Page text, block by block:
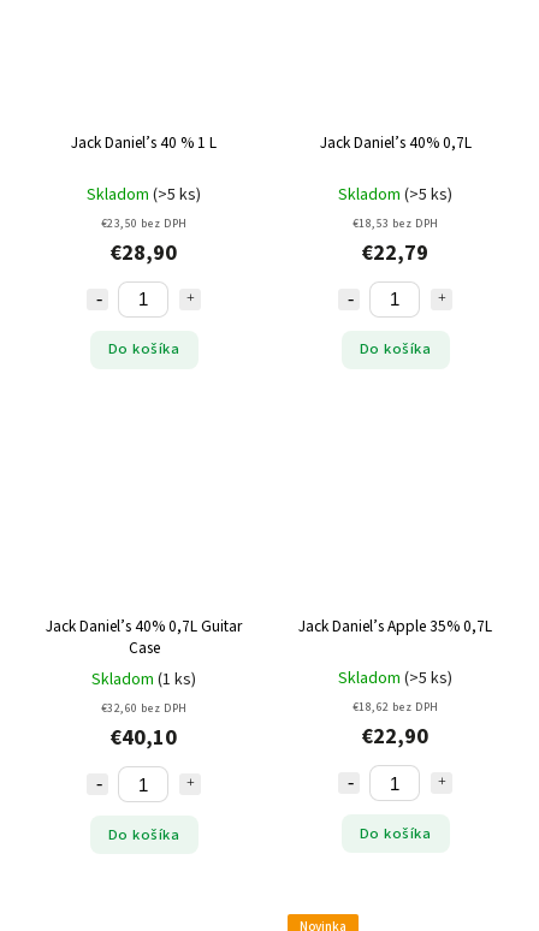
Jack Daniel’s 40 % 1 L
Skladom (>5 ks)
€23,50 bez DPH
€28,90
Do košíka
Jack Daniel’s 40% 0,7L
Skladom (>5 ks)
€18,53 bez DPH
€22,79
Do košíka
Jack Daniel’s 40% 0,7L Guitar
Case
Skladom (1 ks)
€32,60 bez DPH
€40,10
Do košíka
Jack Daniel’s Apple 35% 0,7L
Skladom (>5 ks)
€18,62 bez DPH
€22,90
Do košíka
Novinka